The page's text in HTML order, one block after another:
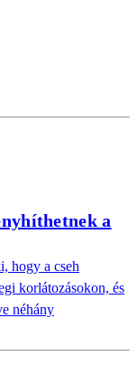
a
hogy a cseh
korlátozásokon, és
néhány